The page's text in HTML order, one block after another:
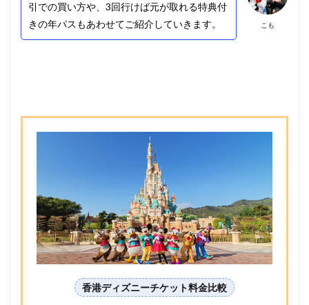
こも
引での買い方や、3回行けば元が取れる特典付
きの年パスもあわせてご紹介していきます。
香港ディズニーチケット料金比較